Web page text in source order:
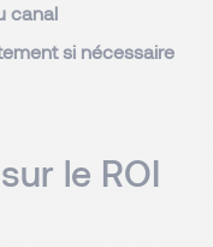
canal
si nécessaire
le ROI